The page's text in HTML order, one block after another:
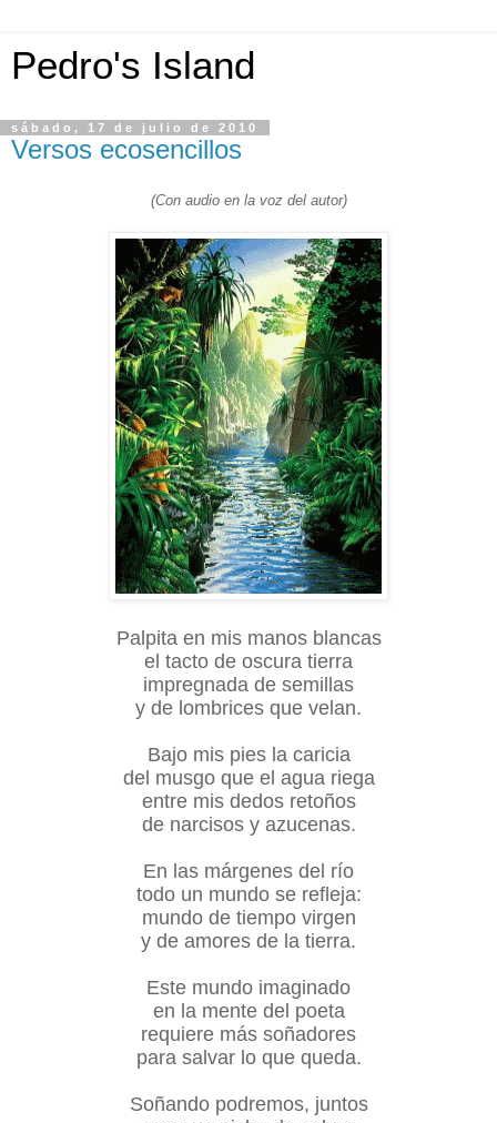
Pedro's Island
sábado, 17 de julio de 2010
Versos ecosencillos
(Con audio en la voz del autor)
Palpita en mis manos blancas
el tacto de oscura tierra
impregnada de semillas
y de lombrices que velan.
Bajo mis pies la caricia
del musgo que el agua riega
entre mis dedos retoños
de narcisos y azucenas.
En las márgenes del río
todo un mundo se refleja:
mundo de tiempo virgen
y de amores de la tierra.
Este mundo imaginado
en la mente del poeta
requiere más soñadores
para salvar lo que queda.
Soñando podremos, juntos